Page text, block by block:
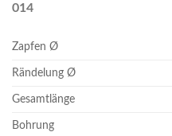
014
Zapfen Ø
Rändelung Ø
Gesamtlänge
Bohrung